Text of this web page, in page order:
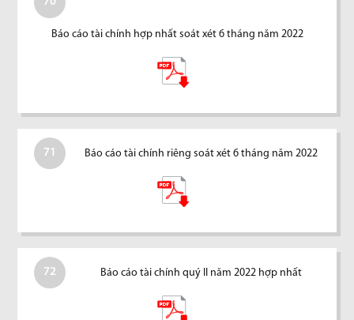
Báo cáo tài chính hợp nhất soát xét 6 tháng năm 2022
71 Báo cáo tài chính riêng soát xét 6 tháng năm 2022
72 Báo cáo tài chính quý II năm 2022 hợp nhất